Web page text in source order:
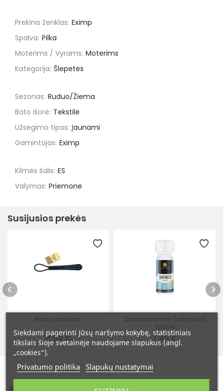
Prekinis ženklas: Eximp
Spalva: Pilka
Moterims / Vyrams: Moterims
Kategorija: Šlepetės
Sezonas: Ruduo/Žiema
Bato išorė: Tekstilė
Užsegimo tipas: Įaunami
Gamintojas: Eximp
Kilmės šalis: ES
Valymas: Priemonė
Susijusios prekės
4,99 € 7,99 €
Siekdami pagerinti Jūsų naršymo kokybę, statistiniais
tikslais šioje svetainėje naudojame slapukus (angl.
„cookies“).
Privatumo politika Slapukų nustatymai